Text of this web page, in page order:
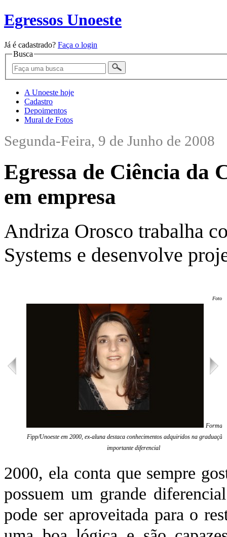
Egressos Unoeste
Já é cadastrado? Faça o login
Busca
A Unoeste hoje
Cadastro
Depoimentos
Mural de Fotos
Segunda-Feira, 9 de Junho de 2008
Egressa de Ciência da
em empresa
Andriza Orosco trabalha
Systems e desenvolve
Foto:
Fipp/Unoeste em 2000, ex-aluna destaca conhecimentos adquiridos na graduação
importante diferencial
2000, ela conta que sempre
possuem um grande
pode ser aproveitada para o